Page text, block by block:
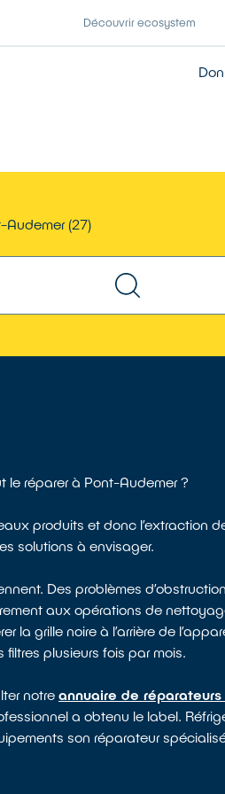
Découvrir ecosystem
Audemer (27)
le réparer à Pont-Audemer ?
produits et donc l’extraction
solutions à envisager.
Des problèmes
aux opérations de
grille noire à l’arrière de
plusieurs fois par mois.
notreannuaire de
a obtenu le label.
son réparateur